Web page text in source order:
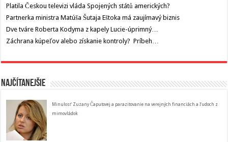
Platila Českou televizi vláda Spojených států amerických?
Partnerka ministra Matúša Šutaja Eštoka má zaujímavý biznis
Dve tváre Roberta Kodyma z kapely Lucie-úprimný…
Záchrana kúpeľov alebo získanie kontroly? Príbeh…
Najčítanejšie
Minulosť Zuzany Čaputovej a parazitovanie na verejných financiách a ľudoch z
mimovládok